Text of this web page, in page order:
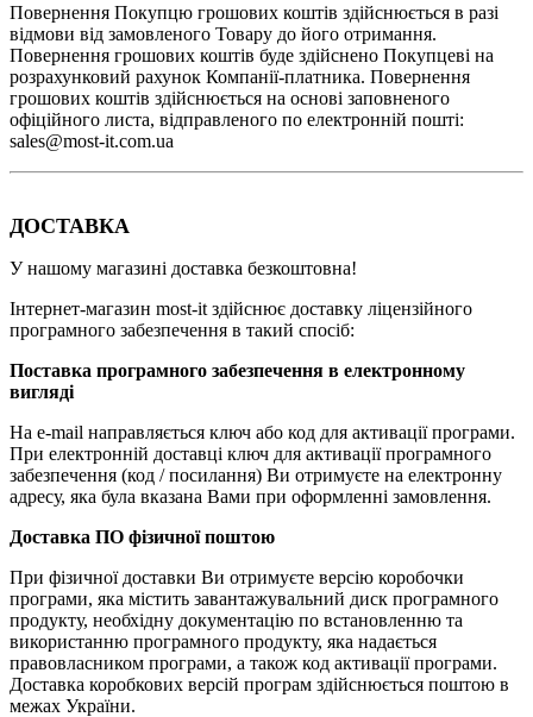
Повернення Покупцю грошових коштів здійснюється в разі
відмови від замовленого Товару до його отримання.
Повернення грошових коштів буде здійснено Покупцеві на
розрахунковий рахунок Компанії-платника. Повернення
грошових коштів здійснюється на основі заповненого
офіційного листа, відправленого по електронній пошті:
sales@most-it.com.ua
ДОСТАВКА
У нашому магазині доставка безкоштовна!
Інтернет-магазин most-it здійснює доставку ліцензійного
програмного забезпечення в такий спосіб:
Поставка програмного забезпечення в електронному
вигляді
На e-mail направляється ключ або код для активації програми.
При електронній доставці ключ для активації програмного
забезпечення (код / ​​посилання) Ви отримуєте на електронну
адресу, яка була вказана Вами при оформленні замовлення.
Доставка ПО фізичної поштою
При фізичної доставки Ви отримуєте версію коробочки
програми, яка містить завантажувальний диск програмного
продукту, необхідну документацію по встановленню та
використанню програмного продукту, яка надається
правовласником програми, а також код активації програми.
Доставка коробкових версій програм здійснюється поштою в
межах України.